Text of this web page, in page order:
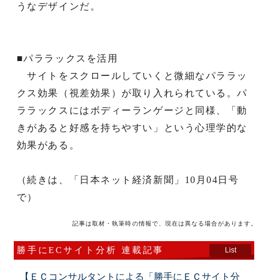
うなデザインだ。
■パララックスを活用
サイトをスクロールしていくと微細なパララッ
クス効果（視差効果）が取り入れられている。パ
ララックスにはボディーランゲージと同様、「動
きがあると好感を持ちやすい」という心理学的な
効果がある。
（続きは、「日本ネット経済新聞」10月04日号
で）
記事は取材・執筆時の情報で、現在は異なる場合があります。
勝手にECサイト分析 連載記事 List
【ＥＣコンサルタントによる「勝手にＥＣサイト分